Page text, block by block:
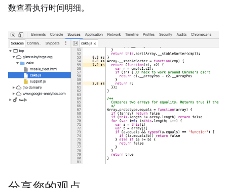
数查看执行时间明细。